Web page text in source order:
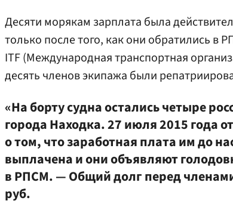
Десяти морякам зарплата была
только после того, как они обратились в
ITF (Международная транспортная
десять членов экипажа были
«На борту судна остались четыре
города Находка. 27 июля 2015 года
о том, что заработная плата им до
выплачена и они объявляют
в РПСМ. — Общий долг перед
руб.